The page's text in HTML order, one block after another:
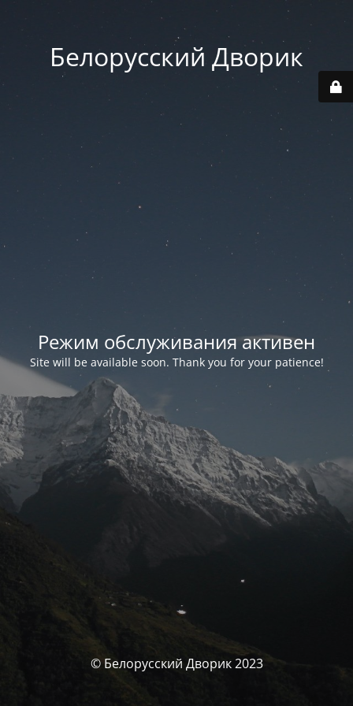
Белорусский Дворик
Режим обслуживания активен
Site will be available soon. Thank you for your patience!
© Белорусский Дворик 2023